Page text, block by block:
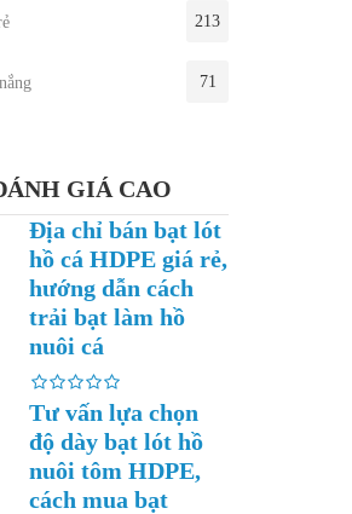
213
71
GIÁ CAO
Địa chỉ bán bạt lót
hồ cá HDPE giá rẻ,
hướng dẫn cách
trải bạt làm hồ
nuôi cá
Tư vấn lựa chọn
độ dày bạt lót hồ
nuôi tôm HDPE,
cách mua bạt